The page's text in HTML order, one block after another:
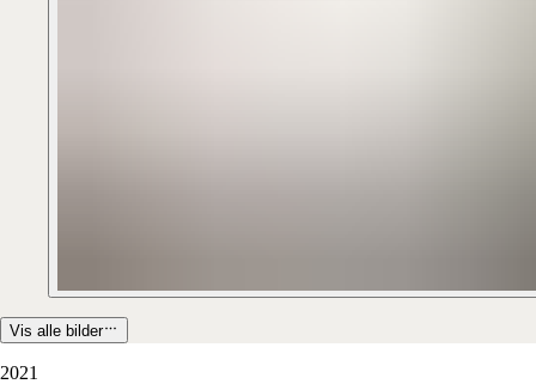
Vis alle bilder
2021